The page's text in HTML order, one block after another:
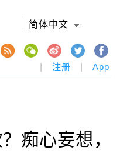
简体中文
注册 App
痴心妄想，